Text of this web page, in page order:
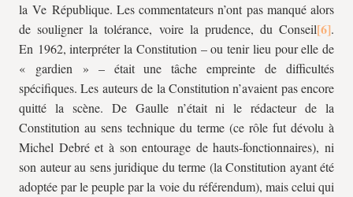
la Ve République. Les commentateurs n’ont pas manqué alors
de souligner la tolérance, voire la prudence, du Conseil
.
En 1962, interpréter la Constitution – ou tenir lieu pour elle de
« gardien » – était une tâche empreinte de difficultés
spécifiques. Les auteurs de la Constitution n’avaient pas encore
quitté la scène. De Gaulle n’était ni le rédacteur de la
Constitution au sens technique du terme (ce rôle fut dévolu à
Michel Debré et à son entourage de hauts-fonctionnaires), ni
son auteur au sens juridique du terme (la Constitution ayant été
adoptée par le peuple par la voie du référendum), mais celui qui